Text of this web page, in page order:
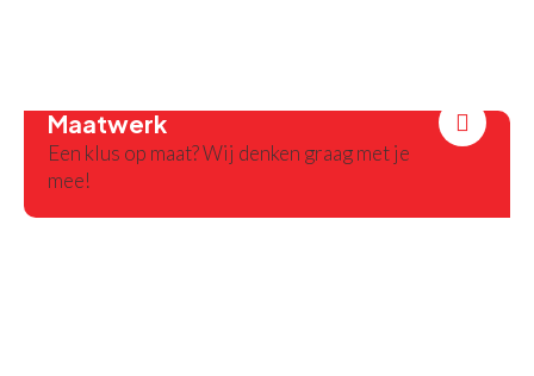
Maatwerk
Een klus op maat? Wij denken graag met je
mee!